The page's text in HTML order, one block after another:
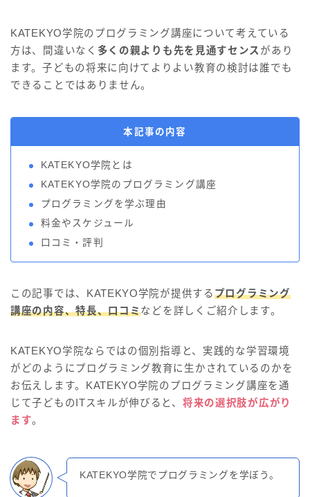
KATEKYO学院のプログラミング講座について考えている
方は、間違いなく 多くの親よりも先を見通すセンス があり
ます。子どもの将来に向けてよりよい教育の検討は誰でも
できることではありません。
本記事の内容
KATEKYO学院とは
KATEKYO学院のプログラミング講座
プログラミングを学ぶ理由
料金やスケジュール
口コミ・評判
この記事では、KATEKYO学院が提供するプログラミング
講座の内容、特長、口コミなどを詳しくご紹介します。
KATEKYO学院ならではの個別指導と、実践的な学習環境
がどのようにプログラミング教育に生かされているのかを
お伝えします。KATEKYO学院のプログラミング講座を通
じて子どものITスキルが伸びると、 将来の選択肢が広がり
ます。
KATEKYO学院でプログラミングを学ぼう。